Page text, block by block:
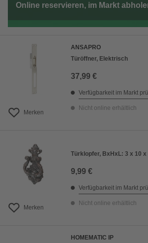
Online reservieren, im Markt
Merken
ANSAPRO
Türöffner, Elektrisch
37,99 €
Verfügbarkeit im Markt
Nicht online erhältlich
Merken
Türklopfer, BxHxL: 3 x 10
9,99 €
Verfügbarkeit im Markt
Nicht online erhältlich
HOMEMATIC IP